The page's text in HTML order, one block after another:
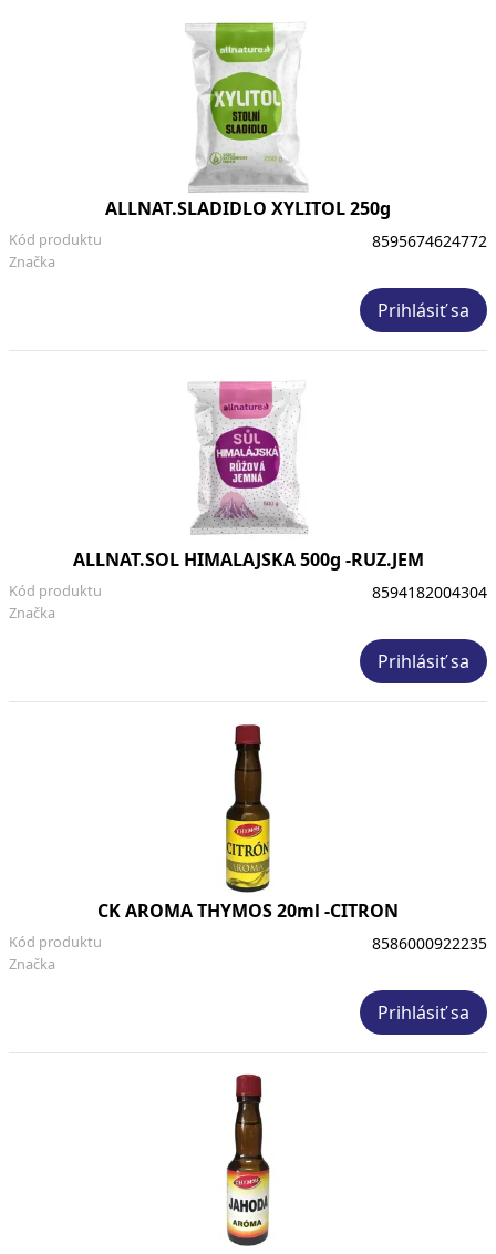
ALLNAT.SLADIDLO XYLITOL 250g
Značka
Kód produktu 8595674624772
Prihlásiť sa
ALLNAT.SOL HIMALAJSKA 500g -RUZ.JEM
Značka
Kód produktu 8594182004304
Prihlásiť sa
CK AROMA THYMOS 20ml -CITRON
Značka
Kód produktu 8586000922235
Prihlásiť sa